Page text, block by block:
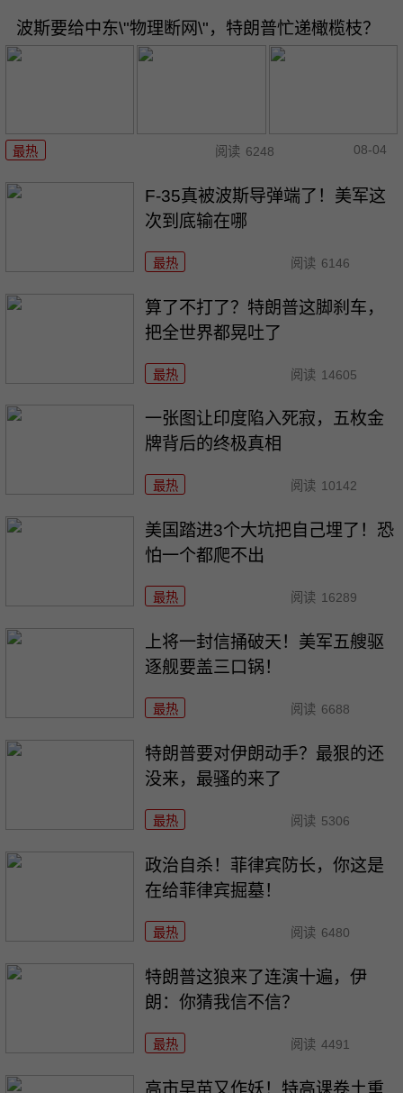
波斯要给中东\"物理断网\"，特朗普忙递橄榄枝？
最热 阅读 6248 08-04
F-35真被波斯导弹端了！美军这
次到底输在哪
最热 阅读 6146
算了不打了？特朗普这脚刹车，
把全世界都晃吐了
最热 阅读 14605
一张图让印度陷入死寂，五枚金
牌背后的终极真相
最热 阅读 10142
美国踏进3个大坑把自己埋了！恐
怕一个都爬不出
最热 阅读 16289
上将一封信捅破天！美军五艘驱
逐舰要盖三口锅！
最热 阅读 6688
特朗普要对伊朗动手？最狠的还
没来，最骚的来了
最热 阅读 5306
政治自杀！菲律宾防长，你这是
在给菲律宾掘墓！
最热 阅读 6480
特朗普这狼来了连演十遍，伊
朗：你猜我信不信？
最热 阅读 4491
高市早苗又作妖！特高课卷土重